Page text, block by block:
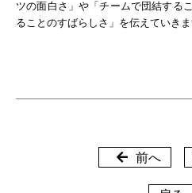
ツの面白さ」や「チームで団結する
ることのすばらしさ」を伝えていきま
前へ